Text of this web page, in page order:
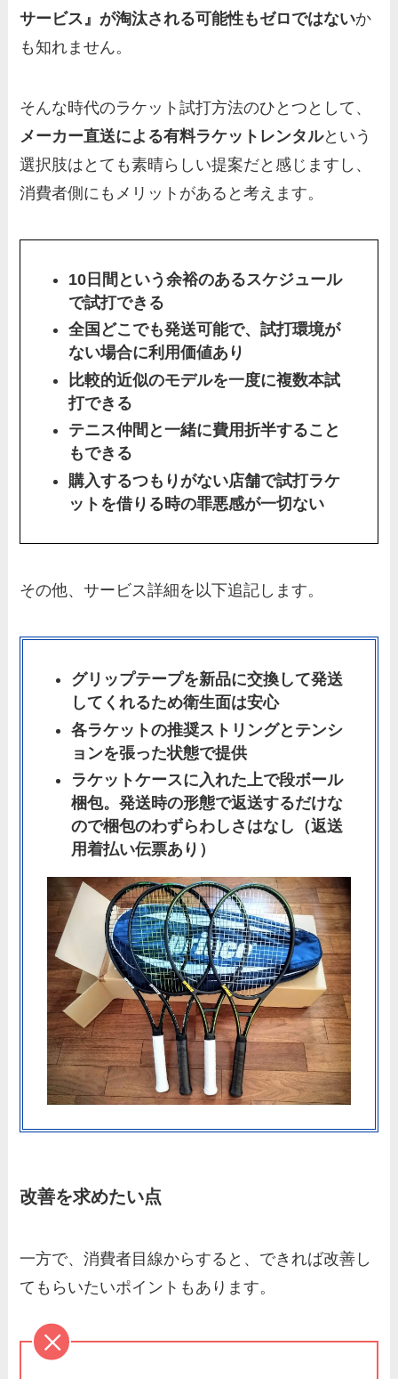
サービス』が淘汰される可能性もゼロではないか
も知れません。
そんな時代のラケット試打方法のひとつとして、
メーカー直送による有料ラケットレンタルという
選択肢はとても素晴らしい提案だと感じますし、
消費者側にもメリットがあると考えます。
10日間という余裕のあるスケジュール
で試打できる
全国どこでも発送可能で、試打環境が
ない場合に利用価値あり
比較的近似のモデルを一度に複数本試
打できる
テニス仲間と一緒に費用折半すること
もできる
購入するつもりがない店舗で試打ラケ
ットを借りる時の罪悪感が一切ない
その他、サービス詳細を以下追記します。
グリップテープを新品に交換して発送
してくれるため衛生面は安心
各ラケットの推奨ストリングとテンシ
ョンを張った状態で提供
ラケットケースに入れた上で段ボール
梱包。発送時の形態で返送するだけな
ので梱包のわずらわしさはなし（返送
用着払い伝票あり）
改善を求めたい点
一方で、消費者目線からすると、できれば改善し
てもらいたいポイントもあります。